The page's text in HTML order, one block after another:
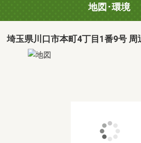
地図･環境
埼玉県川口市本町4丁目1番9号 周